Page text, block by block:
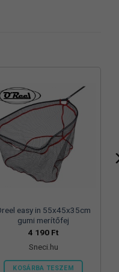
easy in 55x45x35cm
gumi merítőfej
4 190 Ft
Sneci.hu
KOSÁRBA TESZEM